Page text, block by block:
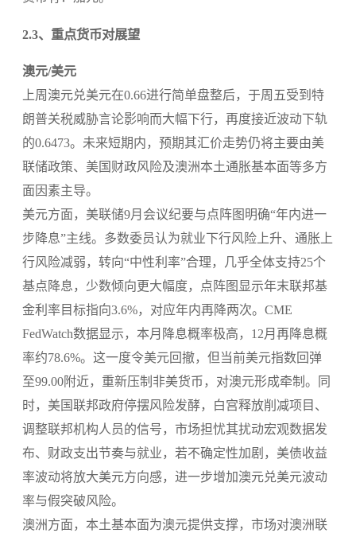
2.3、重点货币对展望
澳元/美元
上周澳元兑美元在0.66进行简单盘整后，于周五受到特
朗普关税威胁言论影响而大幅下行，再度接近波动下轨
的0.6473。未来短期内，预期其汇价走势仍将主要由美
联储政策、美国财政风险及澳洲本土通胀基本面等多方
面因素主导。
美元方面，美联储9月会议纪要与点阵图明确“年内进一
步降息”主线。多数委员认为就业下行风险上升、通胀上
行风险减弱，转向“中性利率”合理，几乎全体支持25个
基点降息，少数倾向更大幅度，点阵图显示年末联邦基
金利率目标指向3.6%，对应年内再降两次。CME
FedWatch数据显示，本月降息概率极高，12月再降息概
率约78.6%。这一度令美元回撤，但当前美元指数回弹
至99.00附近，重新压制非美货币，对澳元形成牵制。同
时，美国联邦政府停摆风险发酵，白宫释放削减项目、
调整联邦机构人员的信号，市场担忧其扰动宏观数据发
布、财政支出节奏与就业，若不确定性加剧，美债收益
率波动将放大美元方向感，进一步增加澳元兑美元波动
率与假突破风险。
澳洲方面，本土基本面为澳元提供支撑，市场对澳洲联